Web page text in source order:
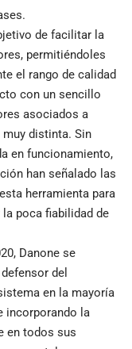
de facilitar la
permitiéndoles
el rango de calidad
con un sencillo
asociados a
muy distinta. Sin
en funcionamiento,
han señalado las
herramienta para
poca fiabilidad de
Danone se
del
en la mayoría
incorporando la
en todos sus